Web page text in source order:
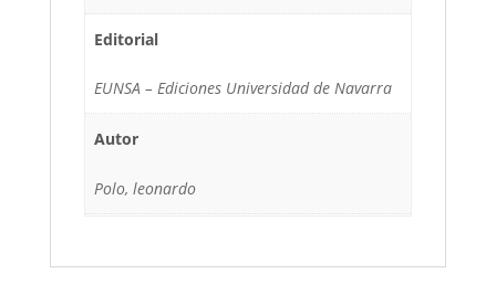
Editorial
EUNSA – Ediciones Universidad de Navarra
Autor
Polo, leonardo